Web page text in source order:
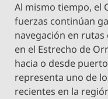
Al mismo tiempo, el
fuerzas continúan
navegación en
en el Estrecho de
hacia o desde
representa uno de
recientes en la